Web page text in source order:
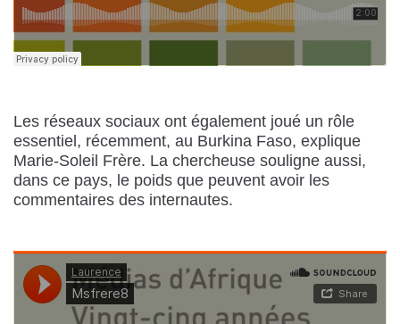
Les réseaux sociaux ont également joué un rôle
essentiel, récemment, au Burkina Faso, explique
Marie-Soleil Frère. La chercheuse souligne aussi,
dans ce pays, le poids que peuvent avoir les
commentaires des internautes.